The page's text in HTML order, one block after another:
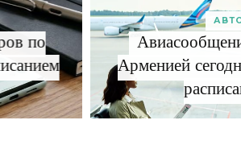
АВТОРУБРИКА
Авиасообщение между
Арменией сегодня:
расписание